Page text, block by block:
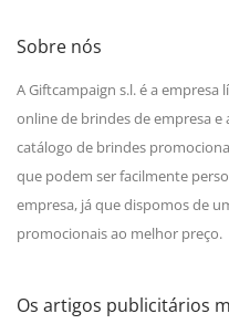
Sobre nós
A Giftcampaign s.l. é a
online de brindes de empresa
catálogo de brindes
que podem ser facilmente
empresa, já que dispomos de
promocionais ao melhor preço.
Os artigos publicitários